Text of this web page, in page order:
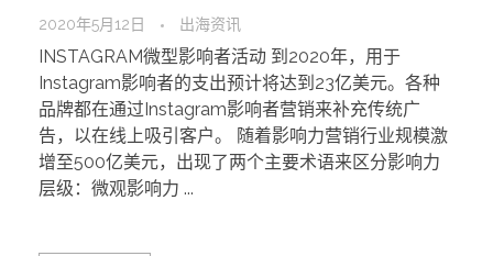
2020年5月12日 出海资讯
INSTAGRAM微型影响者活动 到2020年，用于
Instagram影响者的支出预计将达到23亿美元。各种
品牌都在通过Instagram影响者营销来补充传统广
告，以在线上吸引客户。 随着影响力营销行业规模激
增至500亿美元，出现了两个主要术语来区分影响力
层级：微观影响力 ...